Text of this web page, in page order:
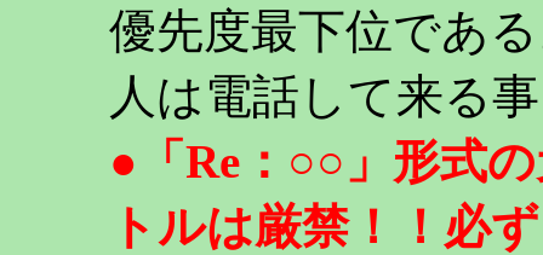
優先度最下位であ
人は電話して来る
●「Re：○○」形式
トルは厳禁！！必